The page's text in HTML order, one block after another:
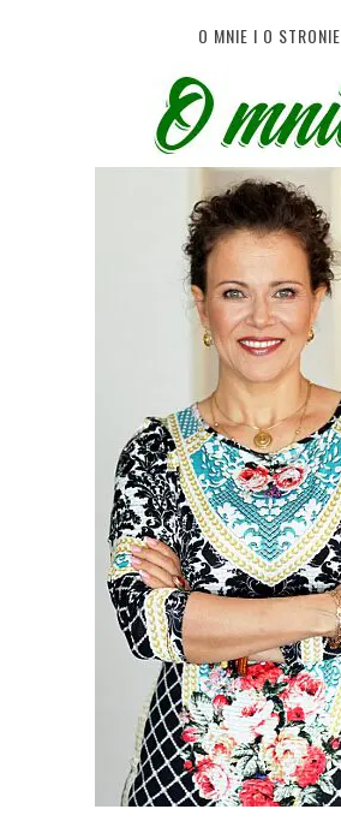
O MNIE I O STRONIE